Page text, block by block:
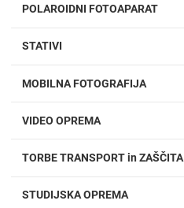
POLAROIDNI FOTOAPARAT
STATIVI
MOBILNA FOTOGRAFIJA
VIDEO OPREMA
TORBE TRANSPORT in ZAŠČITA
STUDIJSKA OPREMA